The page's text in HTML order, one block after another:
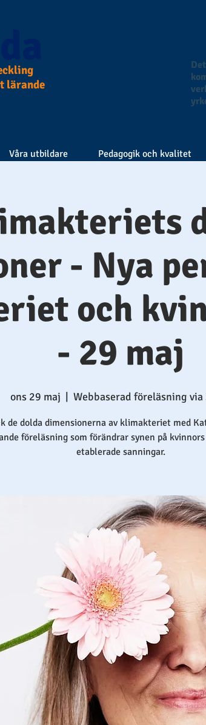
lärande
Våra utbildare Pedagogik och kvalitet
- Nya
och
- 29 maj
ons 29 maj Webbaserad föreläsning via
de dolda dimensionerna av klimakteriet med
föreläsning som förändrar synen på
etablerade sanningar.